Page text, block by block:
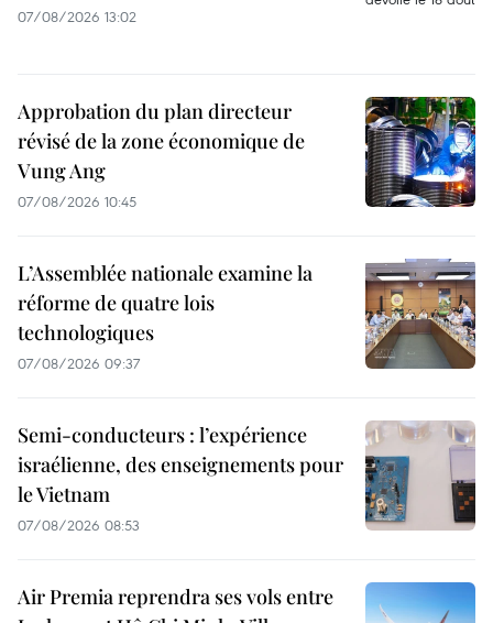
07/08/2026 13:02
Approbation du plan directeur
révisé de la zone économique de
Vung Ang
07/08/2026 10:45
L’Assemblée nationale examine la
réforme de quatre lois
technologiques
07/08/2026 09:37
Semi-conducteurs : l’expérience
israélienne, des enseignements pour
le Vietnam
07/08/2026 08:53
Air Premia reprendra ses vols entre